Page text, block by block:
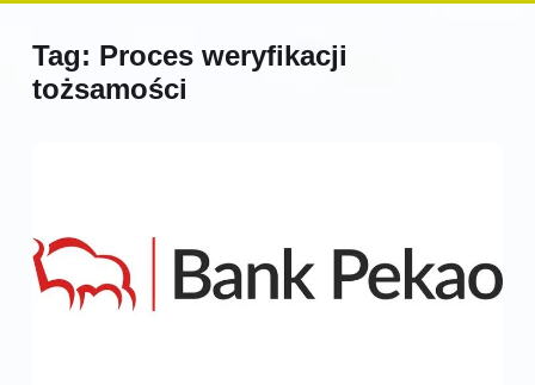
Tag: Proces weryfikacji
tożsamości